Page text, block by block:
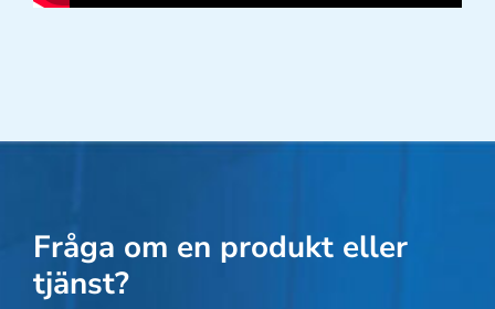
Fråga om en produkt eller
tjänst?